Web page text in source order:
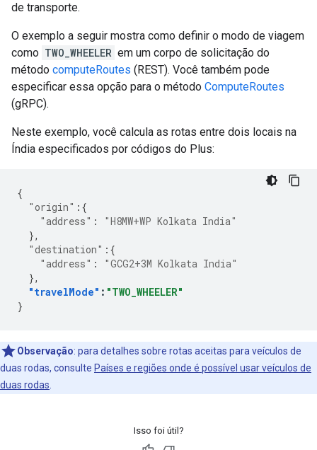
de transporte.
O exemplo a seguir mostra como definir o modo de viagem
como TWO_WHEELER em um corpo de solicitação do
método computeRoutes (REST). Você também pode
especificar essa opção para o método ComputeRoutes
(gRPC).
Neste exemplo, você calcula as rotas entre dois locais na
Índia especificados por códigos do Plus:
{
"origin" :{
"address" :
"H8MW+WP Kolkata India"
},
"destination" :{
"address" :
"GCG2+3M Kolkata India"
},
"travelMode" : "TWO_WHEELER"
}
Observação: para detalhes sobre rotas aceitas para veículos de
duas rodas, consulte Países e regiões onde é possível usar veículos de
duas rodas
Isso foi útil?